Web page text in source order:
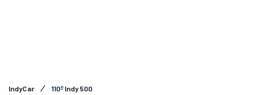
IndyCar 110º Indy 500